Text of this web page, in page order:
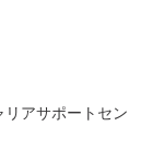
アサポートセン